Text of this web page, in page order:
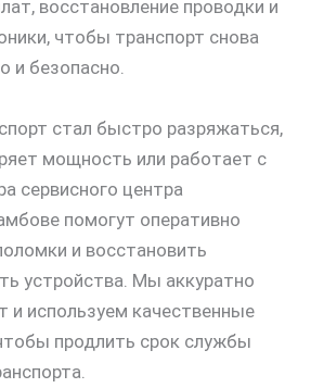
восстановление проводки и
чтобы транспорт снова
и безопасно.
стал быстро разряжаться,
мощность или работает с
сервисного центра
помогут оперативно
и восстановить
устройства. Мы аккуратно
и используем качественные
продлить срок службы